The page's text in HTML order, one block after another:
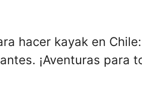
hacer kayak en
¡Aventuras para